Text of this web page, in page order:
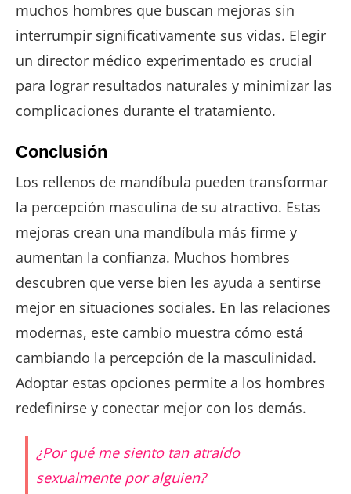
muchos hombres que buscan mejoras sin
interrumpir significativamente sus vidas. Elegir
un director médico experimentado es crucial
para lograr resultados naturales y minimizar las
complicaciones durante el tratamiento.
Conclusión
Los rellenos de mandíbula pueden transformar
la percepción masculina de su atractivo. Estas
mejoras crean una mandíbula más firme y
aumentan la confianza. Muchos hombres
descubren que verse bien les ayuda a sentirse
mejor en situaciones sociales. En las relaciones
modernas, este cambio muestra cómo está
cambiando la percepción de la masculinidad.
Adoptar estas opciones permite a los hombres
redefinirse y conectar mejor con los demás.
¿Por qué me siento tan atraído
sexualmente por alguien?